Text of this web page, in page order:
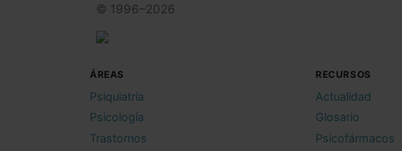
© 1996–2026
ÁREAS
Psiquiatría
Psicología
Trastornos
RECURSOS
Actualidad
Glosario
Psicofármacos